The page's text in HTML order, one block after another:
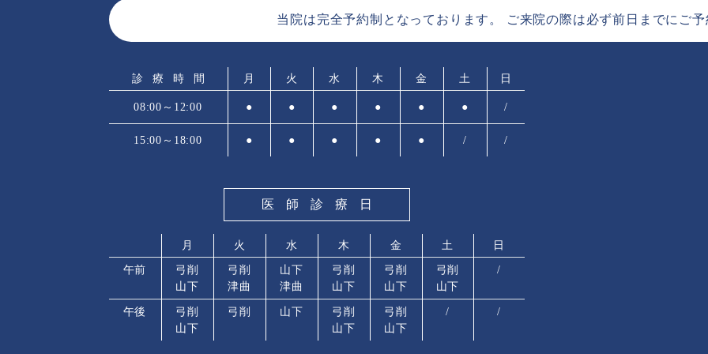
当院は完全予約制と なっております。 ご来院の際は必ず前日までに ご予
診療時間 月 火 水 木 金 土 日
08:00～12:00 ● ● ● ● ● ● /
15:00～18:00 ● ● ● ● ● / /
医師診療日
月 火 水 木 金 土 日
午前
弓削
山下
弓削
津曲
山下
津曲
弓削
山下
弓削
山下
弓削
山下
/
午後
弓削
山下
弓削 山下
弓削
山下
弓削
山下
/ /